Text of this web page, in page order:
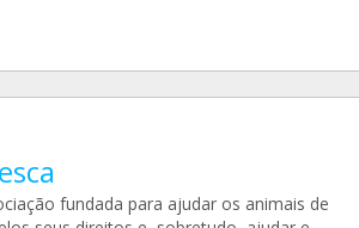
fundada para ajudar os animais de